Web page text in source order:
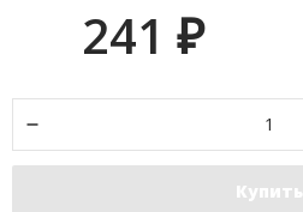
241 ₽
Купить